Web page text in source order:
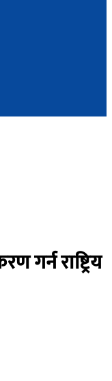
गर्न राष्ट्रिय